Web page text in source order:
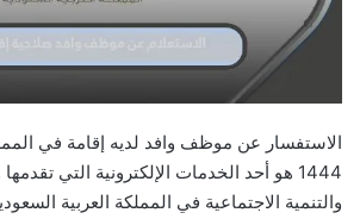
الاستفسار عن موظف وافد لديه إقامة في
1444 هو أحد الخدمات الإلكترونية التي
والتنمية الاجتماعية في المملكة العربية